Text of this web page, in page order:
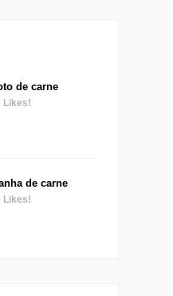
de carne
Likes!
de carne
Likes!